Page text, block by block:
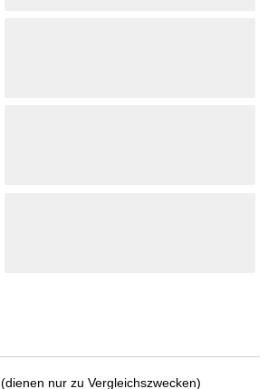
(dienen nur zu Vergleichszwecken)